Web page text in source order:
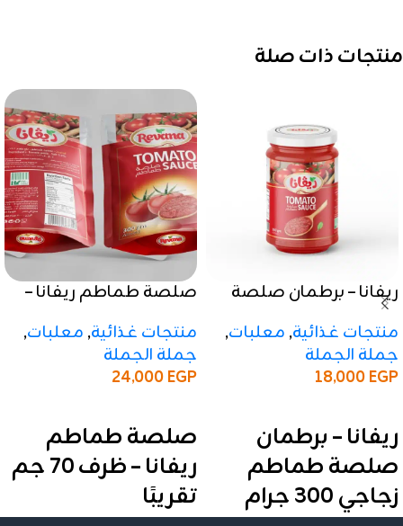
منتجات ذات صلة
ريفانا – برطمان صلصة
طماطم زجاجي 300 جرام
منتجات غذائية, معلبات,
جملة الجملة
18,000EGP
ريفانا – برطمان
صلصة طماطم
زجاجي 300 جرام
صلصة طماطم ريفانا –
منتجات غذائية, معلبات,
جملة الجملة
24,000EGP
صلصة طماطم
ريفانا – ظرف 70 جم
تقريبًا